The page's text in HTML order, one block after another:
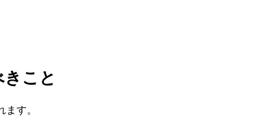
こと
す。